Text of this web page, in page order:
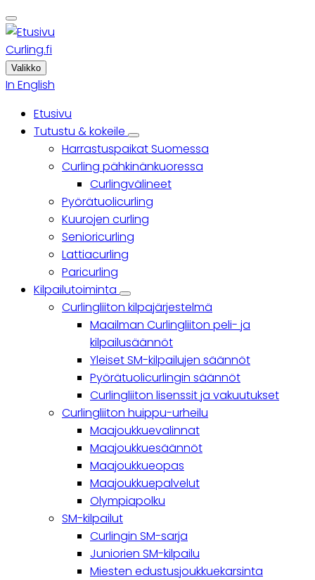
to
main
content
Curling.fi
Valikko
In English
Päävalikko
Etusivu
Tutustu & kokeile
Tutustu
&
kokeile
sub-
navigation
Harrastuspaikat Suomessa
Curling pähkinänkuoressa
Curlingvälineet
Pyörätuolicurling
Kuurojen curling
Senioricurling
Lattiacurling
Paricurling
Kilpailutoiminta
Kilpailutoiminta
sub-
navigation
Curlingliiton kilpajärjestelmä
Maailman Curlingliiton peli- ja
kilpailusäännöt
Yleiset SM-kilpailujen säännöt
Pyörätuolicurlingin säännöt
Curlingliiton lisenssit ja vakuutukset
Curlingliiton huippu-urheilu
Maajoukkuevalinnat
Maajoukkuesäännöt
Maajoukkueopas
Maajoukkuepalvelut
Olympiapolku
SM-kilpailut
Curlingin SM-sarja
Juniorien SM-kilpailu
Miesten edustusjoukkuekarsinta